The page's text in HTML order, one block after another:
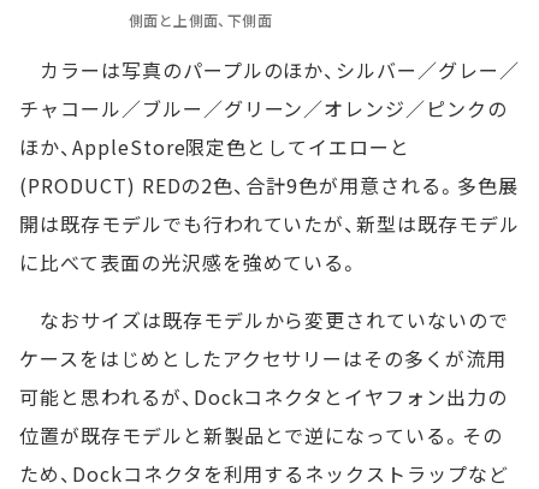
側面と上側面、下側面
カラーは写真のパープルのほか、シルバー／グレー／
チャコール／ブルー／グリーン／オレンジ／ピンクの
ほか、AppleStore限定色としてイエローと
(PRODUCT) REDの2色、合計9色が用意される。多色展
開は既存モデルでも行われていたが、新型は既存モデル
に比べて表面の光沢感を強めている。
なおサイズは既存モデルから変更されていないので
ケースをはじめとしたアクセサリーはその多くが流用
可能と思われるが、Dockコネクタとイヤフォン出力の
位置が既存モデルと新製品とで逆になっている。その
ため、Dockコネクタを利用するネックストラップなど